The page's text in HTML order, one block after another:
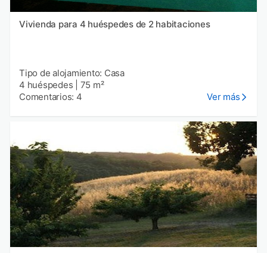
Vivienda para 4 huéspedes de 2 habitaciones
Tipo de alojamiento: Casa
4 huéspedes
75 m²
Comentarios: 4
Ver más